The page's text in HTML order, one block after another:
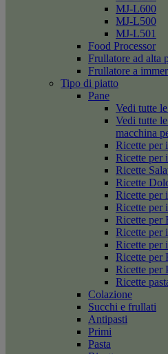
MJ-L600
MJ-L500
MJ-L501
Food Processor
Frullatore ad alta
Frullatore a
Tipo di piatto
Pane
Vedi tutte
Vedi tutte
macchina
Ricette per
Ricette per
Ricette
Ricette
Ricette per
Ricette per
Ricette per
Ricette per
Ricette per
Ricette per
Ricette per
Ricette
Colazione
Succhi e frullati
Antipasti
Primi
Pasta